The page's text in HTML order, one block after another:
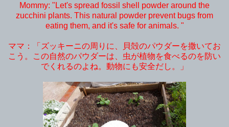
Mommy: "Let's spread fossil shell powder around the
zucchini plants. This natural powder prevent bugs from
eating them, and it's safe for animals. "
ママ：「ズッキーニの周りに、貝殻のパウダーを撒いてお
こう。この自然のパウダーは、虫が植物を食べるのを防い
でくれるのよね。動物にも安全だし。」